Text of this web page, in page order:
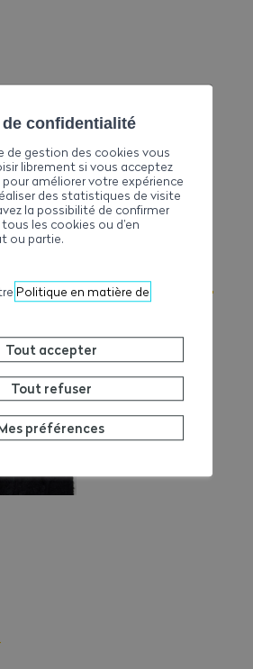
de confidentialité
de gestion des cookies vous
librement si vous acceptez
améliorer votre expérience
des statistiques de visite
la possibilité de confirmer
les cookies ou d’en
ou partie.
Politique en matière de
Tout accepter
Tout refuser
préférences